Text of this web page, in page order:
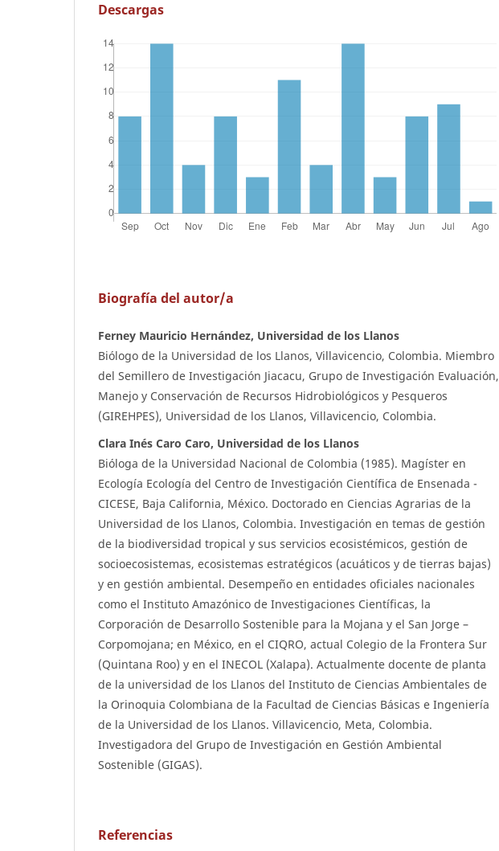
Descargas
Biografía del autor/a
Ferney Mauricio Hernández, Universidad de los Llanos
Biólogo de la Universidad de los Llanos, Villavicencio, Colombia. Miembro
del Semillero de Investigación Jiacacu, Grupo de Investigación Evaluación,
Manejo y Conservación de Recursos Hidrobiológicos y Pesqueros
(GIREHPES), Universidad de los Llanos, Villavicencio, Colombia.
Clara Inés Caro Caro, Universidad de los Llanos
Bióloga de la Universidad Nacional de Colombia (1985). Magíster en
Ecología Ecología del Centro de Investigación Científica de Ensenada -
CICESE, Baja California, México. Doctorado en Ciencias Agrarias de la
Universidad de los Llanos, Colombia. Investigación en temas de gestión
de la biodiversidad tropical y sus servicios ecosistémicos, gestión de
socioecosistemas, ecosistemas estratégicos (acuáticos y de tierras bajas)
y en gestión ambiental. Desempeño en entidades oficiales nacionales
como el Instituto Amazónico de Investigaciones Científicas, la
Corporación de Desarrollo Sostenible para la Mojana y el San Jorge –
Corpomojana; en México, en el CIQRO, actual Colegio de la Frontera Sur
(Quintana Roo) y en el INECOL (Xalapa). Actualmente docente de planta
de la universidad de los Llanos del Instituto de Ciencias Ambientales de
la Orinoquia Colombiana de la Facultad de Ciencias Básicas e Ingeniería
de la Universidad de los Llanos. Villavicencio, Meta, Colombia.
Investigadora del Grupo de Investigación en Gestión Ambiental
Sostenible (GIGAS).
Referencias